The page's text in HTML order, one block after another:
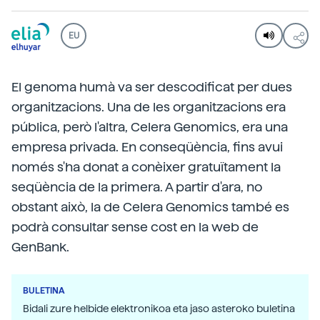
EU
El genoma humà va ser descodificat per dues
organitzacions. Una de les organitzacions era
pública, però l'altra, Celera Genomics, era una
empresa privada. En conseqüència, fins avui
només s'ha donat a conèixer gratuïtament la
seqüència de la primera. A partir d'ara, no
obstant això, la de Celera Genomics també es
podrà consultar sense cost en la web de
GenBank.
BULETINA
Bidali zure helbide elektronikoa eta jaso asteroko buletina